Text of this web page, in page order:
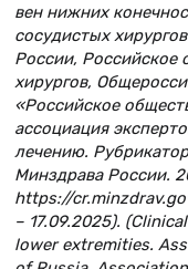
вен нижних
сосудистых
России, Российское
хирургов,
«Российское
ассоциация
лечению.
Минздрава России.
https://
– 17.09.2025).
lower extremities.